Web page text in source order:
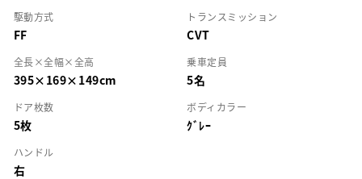
駆動方式
FF
トランスミッション
CVT
全長×全幅×全高
395×169×149cm
乗車定員
5名
ドア枚数
5枚
ボディカラー
ｸﾞﾚｰ
ハンドル
右